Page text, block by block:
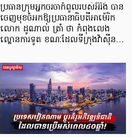
ប្រធានក្រុមអ្នកចរចាកំពូលរបស់អ៊ីរ៉ង់ បាន
ចេញមុខចំអកឱ្យប្រធានាធិបតីអាម៉េរិក
លោក ដូណាល់ ត្រាំ ថា កំពុងលេង
ល្ខោនការទូត ខណៈដែលទីក្រុងវ៉ាស៊ីន…